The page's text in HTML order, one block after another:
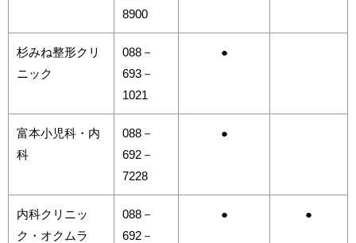
8900
杉みね整形クリ
ニック
088－
693－
1021
●
富本小児科・内
科
088－
692－
7228
●
内科クリニッ
ク・オクムラ
088－
692－
● ●